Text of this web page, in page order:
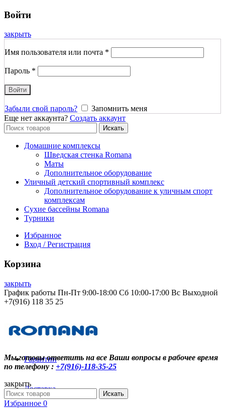
Войти
закрыть
Имя пользователя или почта *
Пароль *
Войти
Забыли свой пароль?
Запомнить меня
Еще нет аккаунта? Создать аккаунт
Search
for:
Искать
Домашние комплексы
Шведская стенка Romana
Маты
Дополнительное оборудование
Уличный детский спортивный комплекс
Дополнительное оборудование к уличным спорт
комплексам
Сухие бассейны Romana
Турники
Избранное
Вход / Регистрация
Корзина
закрыть
График работы Пн-Пт 9:00-18:00 Сб 10:00-17:00 Вс Выходной
+7(916) 118 35 25
Контакты
Гарантии
Доставка
Мы готовы ответить на все Ваши вопросы в рабочее время
по телефону : +7(916)-118-35-25
закрыть
Search
for:
Искать
Избранное 0